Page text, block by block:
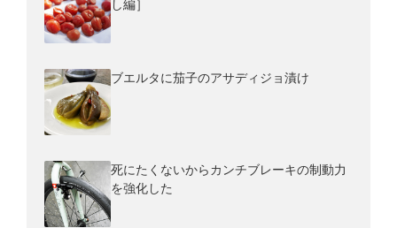
し編］
ブエルタに茄子のアサディジョ漬け
死にたくないからカンチブレーキの制動力
を強化した